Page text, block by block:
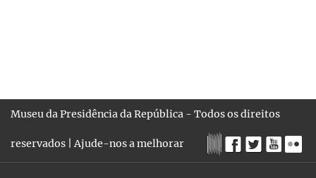
Museu da Presidência da República - Todos os direitos
reservados |Ajude-nos a melhorar